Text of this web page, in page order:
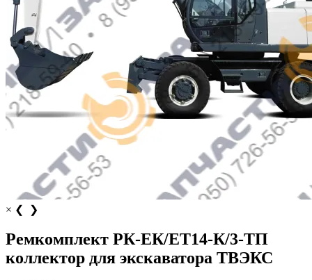
× ❮ ❯
Ремкомплект РК-ЕК/ЕТ14-К/3-ТП
коллектор для экскаватора ТВЭКС